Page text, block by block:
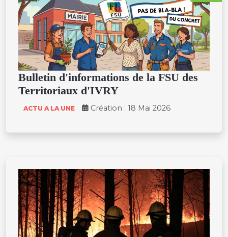
Bulletin d'informations de la FSU des
Territoriaux d'IVRY
ACTU A LA UNE Création : 18 Mai 2026